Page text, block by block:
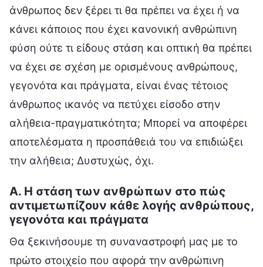
άνθρωπος δεν ξέρει τι θα πρέπει να έχει ή να
κάνει κάποιος που έχει κανονική ανθρώπινη
φύση ούτε τι είδους στάση και οπτική θα πρέπει
να έχει σε σχέση με ορισμένους ανθρώπους,
γεγονότα και πράγματα, είναι ένας τέτοιος
άνθρωπος ικανός να πετύχει είσοδο στην
αλήθεια-πραγματικότητα; Μπορεί να αποφέρει
αποτελέσματα η προσπάθειά του να επιδιώξει
την αλήθεια; Δυστυχώς, όχι.
Α. Η στάση των ανθρώπων στο πώς
αντιμετωπίζουν κάθε λογής ανθρώπους,
γεγονότα και πράγματα
Θα ξεκινήσουμε τη συναναστροφή μας με το
πρώτο στοιχείο που αφορά την ανθρώπινη